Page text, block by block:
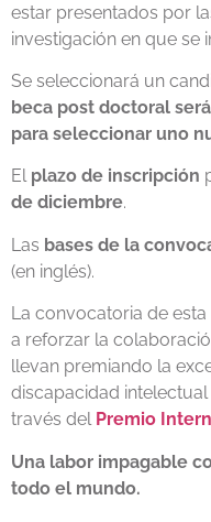
estar presentados por
investigación en que se
Se seleccionará un
beca post doctoral
para seleccionar uno
El plazo de inscripción
de diciembre.
Las bases de la
(en inglés).
La convocatoria de
a reforzar la
llevan premiando la
discapacidad
través del Premio
Una labor impagable
todo el mundo.